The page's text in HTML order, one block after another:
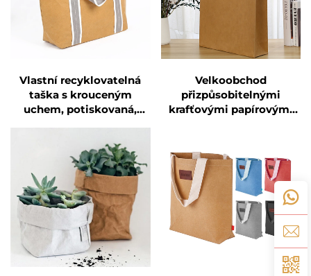
Vlastní recyklovatelná
taška s krouceným
uchem, potiskovaná,
Velkoobchod
přizpůsobitelnými
krafťovými papírovými